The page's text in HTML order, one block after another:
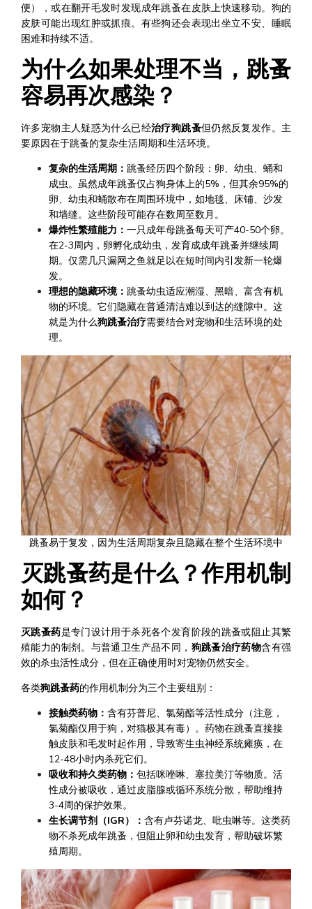
便），或在翻开毛发时发现成年跳蚤在皮肤上快速移动。狗的
皮肤可能出现红肿或抓痕。有些狗还会表现出坐立不安、睡眠
困难和持续不适。
为什么如果处理不当，跳蚤
容易再次感染？
许多宠物主人疑惑为什么已经治疗狗跳蚤但仍然反复发作。主
要原因在于跳蚤的复杂生活周期和生活环境。
复杂的生活周期： 跳蚤经历四个阶段：卵、幼虫、蛹和
成虫。虽然成年跳蚤仅占狗身体上的5%，但其余95%的
卵、幼虫和蛹散布在周围环境中，如地毯、床铺、沙发
和墙缝。这些阶段可能存在数周至数月。
爆炸性繁殖能力： 一只成年母跳蚤每天可产40-50个卵。
在2-3周内，卵孵化成幼虫，发育成成年跳蚤并继续周
期。仅需几只漏网之鱼就足以在短时间内引发新一轮爆
发。
理想的隐藏环境： 跳蚤幼虫适应潮湿、黑暗、富含有机
物的环境。它们隐藏在普通清洁难以到达的缝隙中。这
就是为什么狗跳蚤治疗需要结合对宠物和生活环境的处
理。
跳蚤易于复发，因为生活周期复杂且隐藏在整个生活环境中
灭跳蚤药是什么？作用机制
如何？
灭跳蚤药是专门设计用于杀死各个发育阶段的跳蚤或阻止其繁
殖能力的制剂。与普通卫生产品不同， 狗跳蚤治疗药物含有强
效的杀虫活性成分，但在正确使用时对宠物仍然安全。
各类狗跳蚤药的作用机制分为三个主要组别：
接触类药物： 含有芬普尼、氯菊酯等活性成分（注意，
氯菊酯仅用于狗，对猫极其有毒）。药物在跳蚤直接接
触皮肤和毛发时起作用，导致寄生虫神经系统瘫痪，在
12-48小时内杀死它们。
吸收和持久类药物： 包括咪唑啉、塞拉美汀等物质。活
性成分被吸收，通过皮脂腺或循环系统分散，帮助维持
3-4周的保护效果。
生长调节剂（IGR）： 含有卢芬诺龙、吡虫啉等。这类药
物不杀死成年跳蚤，但阻止卵和幼虫发育，帮助破坏繁
殖周期。